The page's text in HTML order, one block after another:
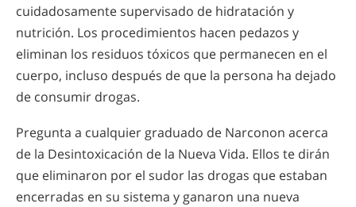
cuidadosamente supervisado de hidratación y
nutrición. Los procedimientos hacen pedazos y
eliminan los residuos tóxicos que permanecen en el
cuerpo, incluso después de que la persona ha dejado
de consumir drogas.
Pregunta a cualquier graduado de Narconon acerca
de la Desintoxicación de la Nueva Vida. Ellos te dirán
que eliminaron por el sudor las drogas que estaban
encerradas en su sistema y ganaron una nueva